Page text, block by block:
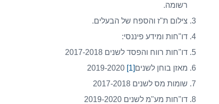
רשומה.
צילום ת"ז והספח של הבעלים.
דו"חות ומידע פיננסי:
דו"חות רווח והפסד לשנים 2017-2018
מאזן בוחן לשנים[1]
שומות מס לשנים 2017-2018
דו"חות מע"מ לשנים 2019-2020